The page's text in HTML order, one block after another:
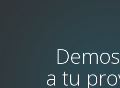
a tu